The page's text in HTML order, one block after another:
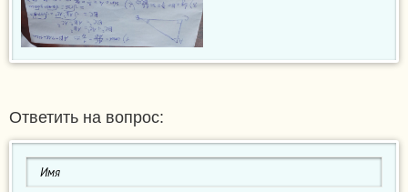
Ответить на вопрос: